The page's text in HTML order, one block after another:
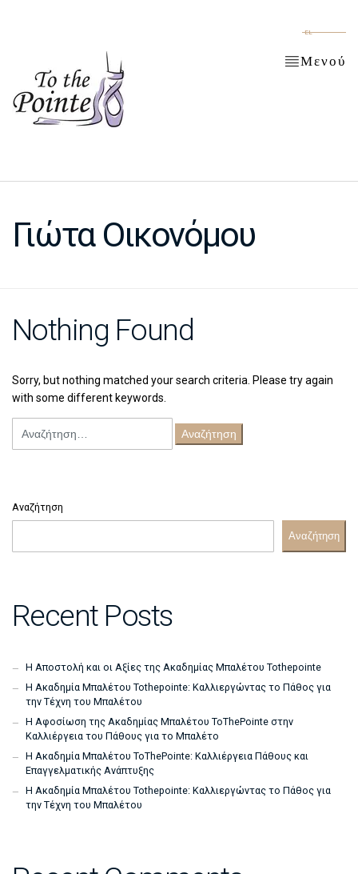
EL
Μενού
Γιώτα Οικονόμου
Nothing Found
Sorry, but nothing matched your search criteria. Please try again
with some different keywords.
για:
Αναζήτηση
Αναζήτηση
Recent Posts
Η Αποστολή και οι Αξίες της Ακαδημίας Μπαλέτου Tothepointe
Η Ακαδημία Μπαλέτου Tothepointe: Καλλιεργώντας το Πάθος για
την Τέχνη του Μπαλέτου
Η Αφοσίωση της Ακαδημίας Μπαλέτου ToThePointe στην
Καλλιέργεια του Πάθους για το Μπαλέτο
Η Ακαδημία Μπαλέτου ToThePointe: Καλλιέργεια Πάθους και
Επαγγελματικής Ανάπτυξης
Η Ακαδημία Μπαλέτου Tothepointe: Καλλιεργώντας το Πάθος για
την Τέχνη του Μπαλέτου